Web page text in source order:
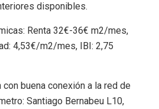
disponibles.
Renta 32€-36€ m2/mes,
4,53€/m2/mes, IBI: 2,75
buena conexión a la red de
Santiago Bernabeu L10,